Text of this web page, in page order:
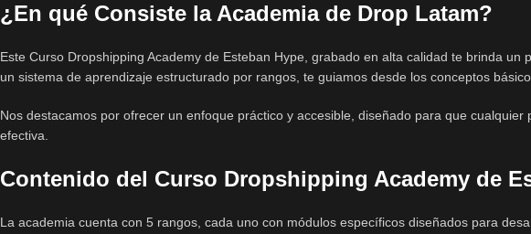
¿En qué Consiste la Academia de Drop Latam?
Este Curso Dropshipping Academy de Esteban Hype, grabado en alta calidad te brinda
un sistema de aprendizaje estructurado por rangos, te guiamos desde los conceptos
Nos destacamos por ofrecer un enfoque práctico y accesible, diseñado para que
efectiva.
Contenido del Curso Dropshipping Academy de
La academia cuenta con 5 rangos, cada uno con módulos específicos diseñados para